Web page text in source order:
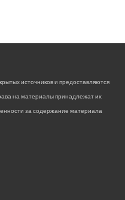
источников и предоставляются
на материалы принадлежат их
за содержание материала